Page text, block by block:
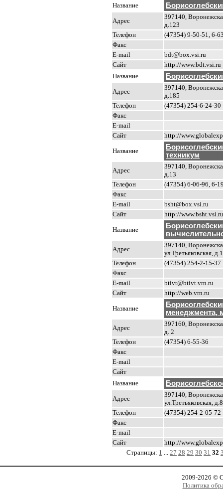
Название
Адрес
397140,
д.123
Телефон
(47354) 9-50-51, 6-
Факс
E-mail
bdt@box.vsi.ru
Сайт
http://www.bdt.vsi.ru
Название
Адрес
397140,
д.185
Телефон
(47354) 254-6-24-30
Факс
E-mail
Сайт
http://
Название
техникум
Адрес
397140,
д.13
Телефон
(47354) 6-06-96, 6-
Факс
E-mail
bsht@box.vsi.ru
Сайт
http://www.bsht.vsi.ru
Название
Адрес
397140,
ул.Третьяковская,
Телефон
(47354) 254-2-15-37
Факс
E-mail
btivt@btivt.vrn.ru
Сайт
http://web.vrn.ru
Название
менеджмента,
Адрес
397160,
д. 2
Телефон
(47354) 6-55-36
Факс
E-mail
Сайт
Название
Адрес
397140,
ул.Третьяковская,
Телефон
(47354) 254-2-05-72
Факс
E-mail
Сайт
http://
Страницы: 1 ... 27 28 29 30 31 32
2009-2026 ©
Политика